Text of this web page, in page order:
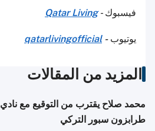
فيسبوك -Qatar Living
يوتيوب-
qatarlivingofficial
المزيد من المقالات
محمد صلاح يقترب من التوقيع مع نادي
طرابزون سبور التركي